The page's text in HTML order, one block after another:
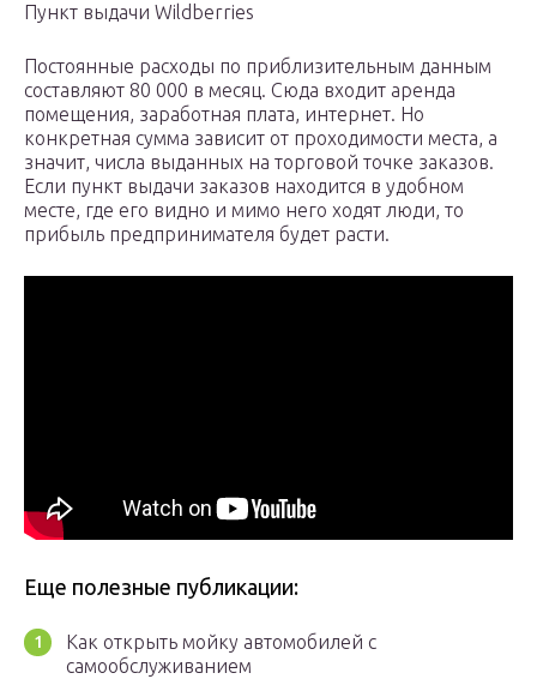
Пункт выдачи Wildberries
Постоянные расходы по приблизительным данным
составляют 80 000 в месяц. Сюда входит аренда
помещения, заработная плата, интернет. Но
конкретная сумма зависит от проходимости места, а
значит, числа выданных на торговой точке заказов.
Если пункт выдачи заказов находится в удобном
месте, где его видно и мимо него ходят люди, то
прибыль предпринимателя будет расти.
Еще полезные публикации:
Как открыть мойку автомобилей с
самообслуживанием